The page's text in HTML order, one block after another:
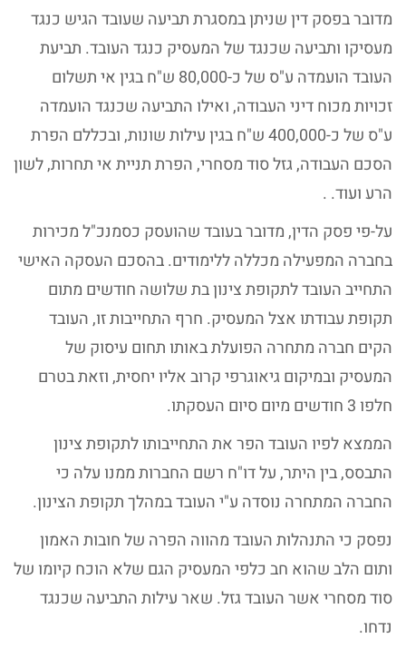
מדובר בפסק דין שניתן במסגרת תביעה שעובד הגיש כנגד
מעסיקו ותביעה שכנגד של המעסיק כנגד העובד. תביעת
העובד הועמדה ע"ס של כ-80,000 ש"ח בגין אי תשלום
זכויות מכוח דיני העבודה, ואילו התביעה שכנגד הועמדה
ע"ס של כ-400,000 ש"ח בגין עילות שונות, ובכללם הפרת
הסכם העבודה, גזל סוד מסחרי, הפרת תניית אי תחרות, לשון
הרע ועוד. .
על-פי פסק הדין, מדובר בעובד שהועסק כסמנכ"ל מכירות
בחברה המפעילה מכללה ללימודים. בהסכם העסקה האישי
התחייב העובד לתקופת צינון בת שלושה חודשים מתום
תקופת עבודתו אצל המעסיק. חרף התחייבות זו, העובד
הקים חברה מתחרה הפועלת באותו תחום עיסוק של
המעסיק ובמיקום גיאוגרפי קרוב אליו יחסית, וזאת בטרם
חלפו 3 חודשים מיום סיום העסקתו.
הממצא לפיו העובד הפר את התחייבותו לתקופת צינון
התבסס, בין היתר, על דו"ח רשם החברות ממנו עלה כי
החברה המתחרה נוסדה ע"י העובד במהלך תקופת הצינון.
נפסק כי התנהלות העובד מהווה הפרה של חובות האמון
ותום הלב שהוא חב כלפי המעסיק הגם שלא הוכח קיומו של
סוד מסחרי אשר העובד גזל. שאר עילות התביעה שכנגד
נדחו.